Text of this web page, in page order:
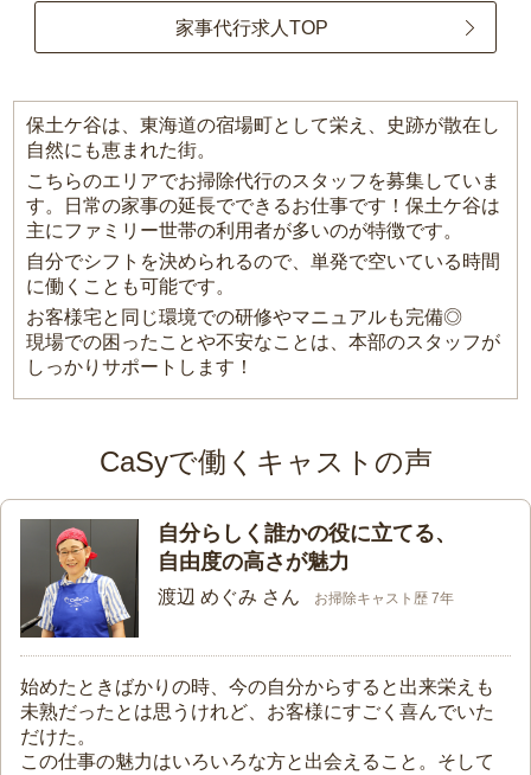
家事代行求人TOP
保土ケ谷は、東海道の宿場町として栄え、史跡が散在し
自然にも恵まれた街。
こちらのエリアでお掃除代行のスタッフを募集していま
す。日常の家事の延長でできるお仕事です！保土ケ谷は
主にファミリー世帯の利用者が多いのが特徴です。
自分でシフトを決められるので、単発で空いている時間
に働くことも可能です。
お客様宅と同じ環境での研修やマニュアルも完備◎
現場での困ったことや不安なことは、本部のスタッフが
しっかりサポートします！
CaSyで働くキャストの声
自分らしく誰かの役に立てる、
自由度の高さが魅力
渡辺 めぐみ さん お掃除キャスト歴 7年
始めたときばかりの時、今の自分からすると出来栄えも
未熟だったとは思うけれど、お客様にすごく喜んでいた
だけた。
この仕事の魅力はいろいろな方と出会えること。そして